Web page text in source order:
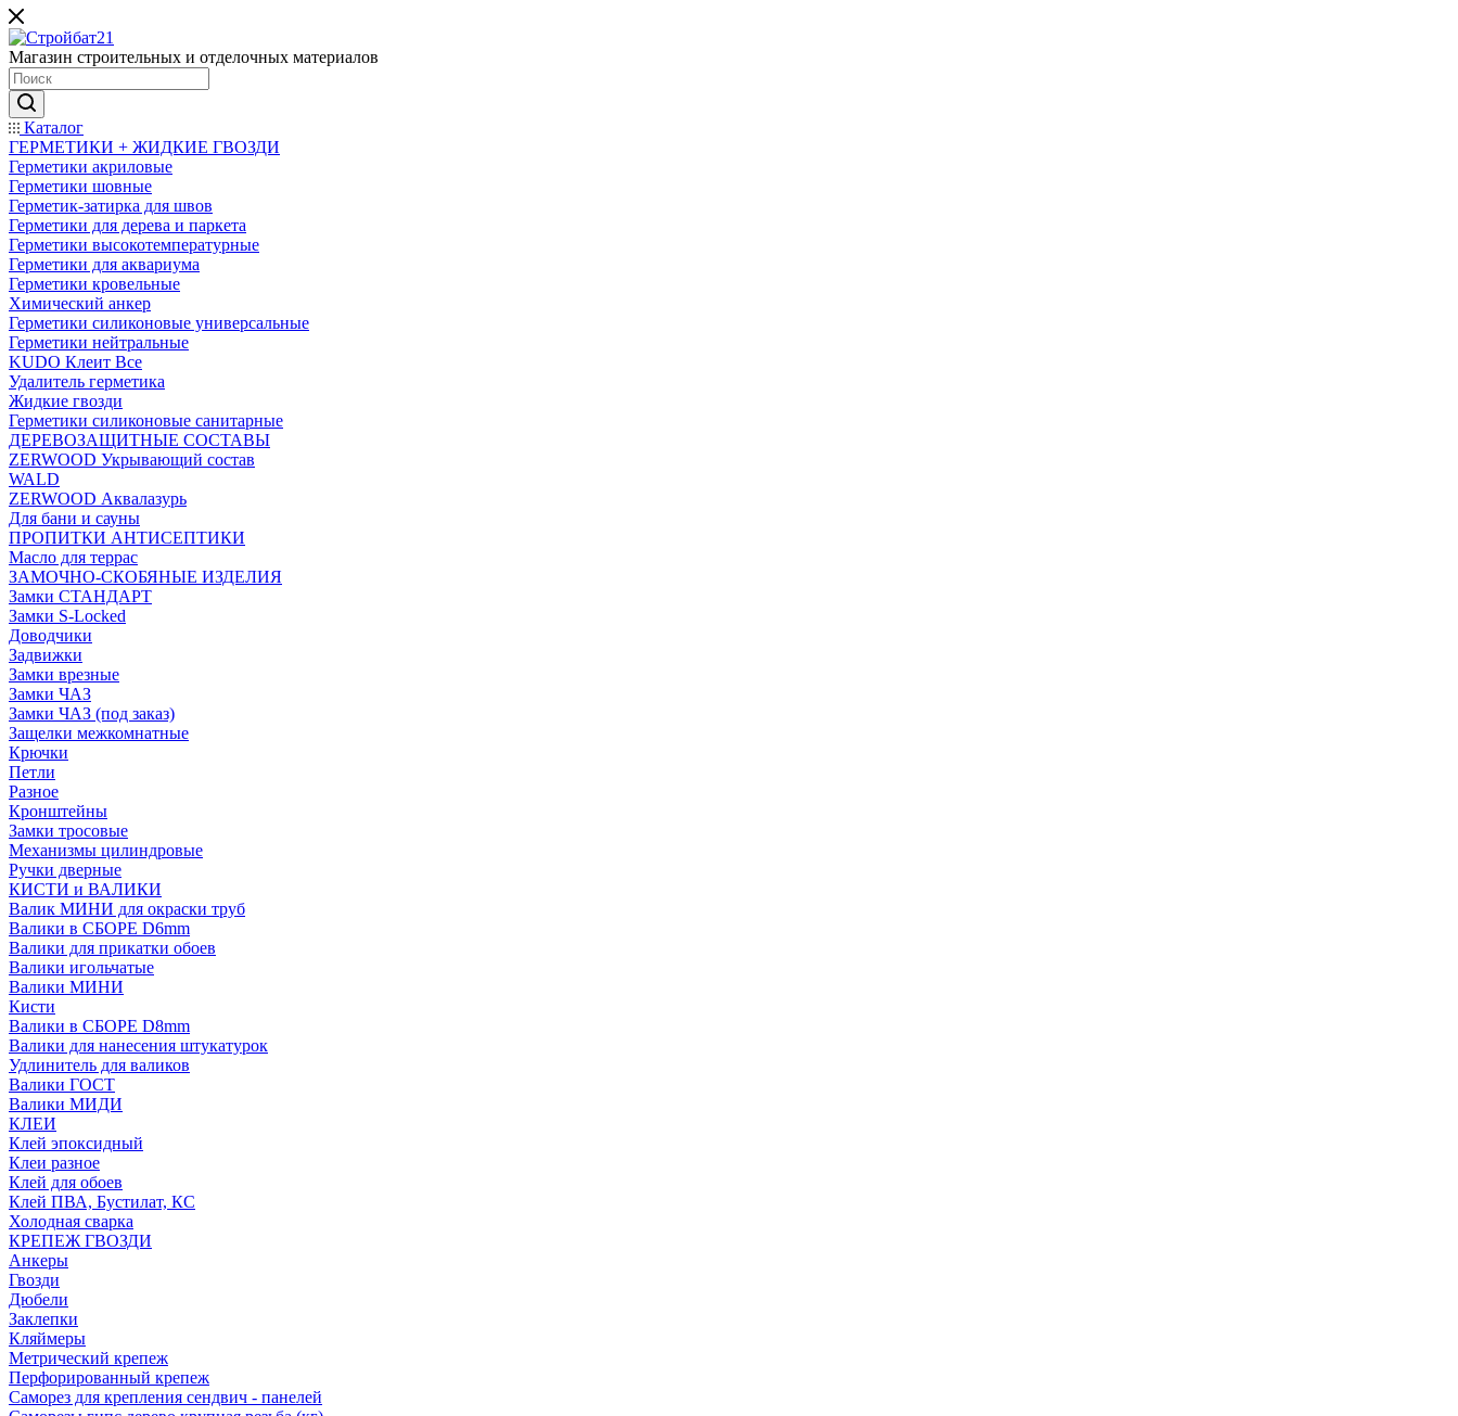
Магазин строительных и отделочных материалов
Каталог
ГЕРМЕТИКИ + ЖИДКИЕ ГВОЗДИ
Герметики акриловые
Герметики шовные
Герметик-затирка для швов
Герметики для дерева и паркета
Герметики высокотемпературные
Герметики для аквариума
Герметики кровельные
Химический анкер
Герметики силиконовые универсальные
Герметики нейтральные
KUDO Клеит Все
Удалитель герметика
Жидкие гвозди
Герметики силиконовые санитарные
ДЕРЕВОЗАЩИТНЫЕ СОСТАВЫ
ZERWOOD Укрывающий состав
WALD
ZERWOOD Аквалазурь
Для бани и сауны
ПРОПИТКИ АНТИСЕПТИКИ
Масло для террас
ЗАМОЧНО-СКОБЯНЫЕ ИЗДЕЛИЯ
Замки СТАНДАРТ
Замки S-Locked
Доводчики
Задвижки
Замки врезные
Замки ЧАЗ
Замки ЧАЗ (под заказ)
Защелки межкомнатные
Крючки
Петли
Разное
Кронштейны
Замки тросовые
Механизмы цилиндровые
Ручки дверные
КИСТИ и ВАЛИКИ
Валик МИНИ для окраски труб
Валики в СБОРЕ D6mm
Валики для прикатки обоев
Валики игольчатые
Валики МИНИ
Кисти
Валики в СБОРЕ D8mm
Валики для нанесения штукатурок
Удлинитель для валиков
Валики ГОСТ
Валики МИДИ
КЛЕИ
Клей эпоксидный
Клеи разное
Клей для обоев
Клей ПВА, Бустилат, КС
Холодная сварка
КРЕПЕЖ ГВОЗДИ
Анкеры
Гвозди
Дюбели
Заклепки
Кляймеры
Метрический крепеж
Перфорированный крепеж
Саморез для крепления сендвич - панелей